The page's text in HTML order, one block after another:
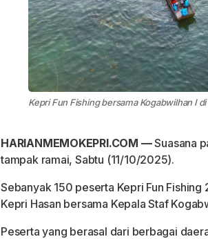
Kepri Fun Fishing bersama Kogabwilhan I
HARIANMEMOKEPRI.COM —Suasana
tampak ramai, Sabtu (11/10/2025).
Sebanyak 150 peserta Kepri Fun
Kepri Hasan bersama Kepala Staf
Peserta yang berasal dari berbagai